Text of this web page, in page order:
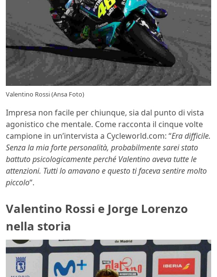
Valentino Rossi (Ansa Foto)
Impresa non facile per chiunque, sia dal punto di vista
agonistico che mentale. Come racconta il cinque volte
campione in un’intervista a Cycleworld.com: “Era difficile.
Senza la mia forte personalità, probabilmente sarei stato
battuto psicologicamente perché Valentino aveva tutte le
attenzioni. Tutti lo amavano e questo ti faceva sentire molto
piccolo“.
Valentino Rossi e Jorge Lorenzo
nella storia